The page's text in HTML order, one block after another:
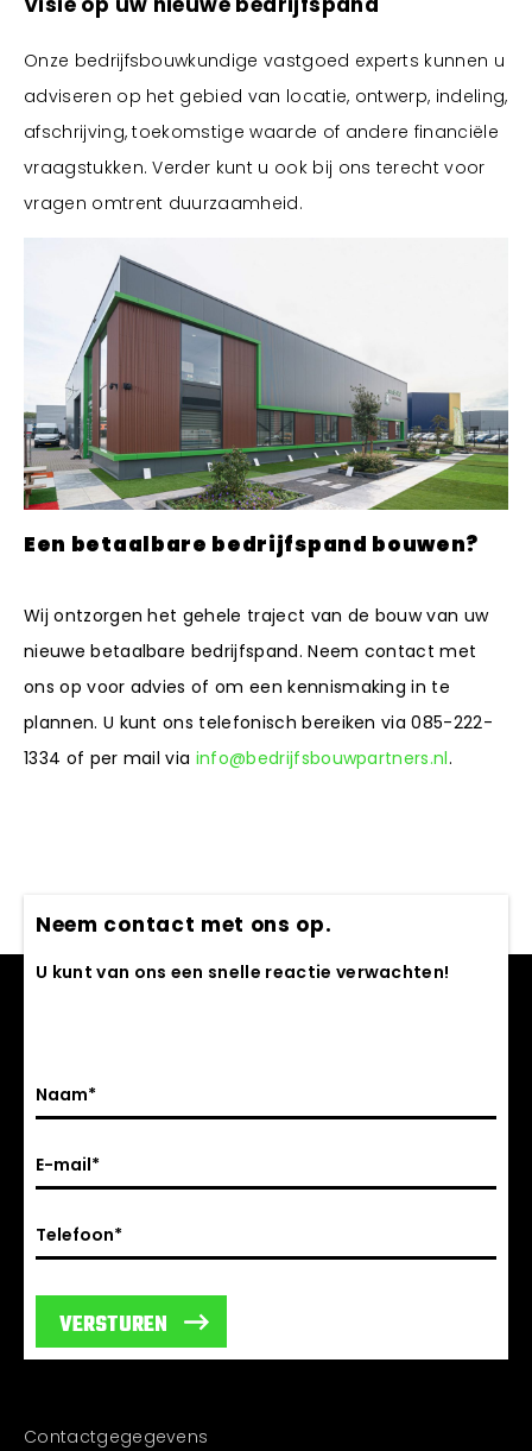
Onze bedrijfsbouwkundige vastgoed experts kunnen u
adviseren op het gebied van locatie, ontwerp, indeling,
afschrijving, toekomstige waarde of andere financiële
vraagstukken. Verder kunt u ook bij ons terecht voor
vragen omtrent duurzaamheid.
Een betaalbare bedrijfspand bouwen?
Wij ontzorgen het gehele traject van de bouw van uw
nieuwe betaalbare bedrijfspand. Neem contact met
ons op voor advies of om een kennismaking in te
plannen. U kunt ons telefonisch bereiken via 085-222-
1334 of per mail via info@bedrijfsbouwpartners.nl.
Neem contact met ons op.
U kunt van ons een snelle reactie verwachten!
VERSTUREN
Contactgegegevens